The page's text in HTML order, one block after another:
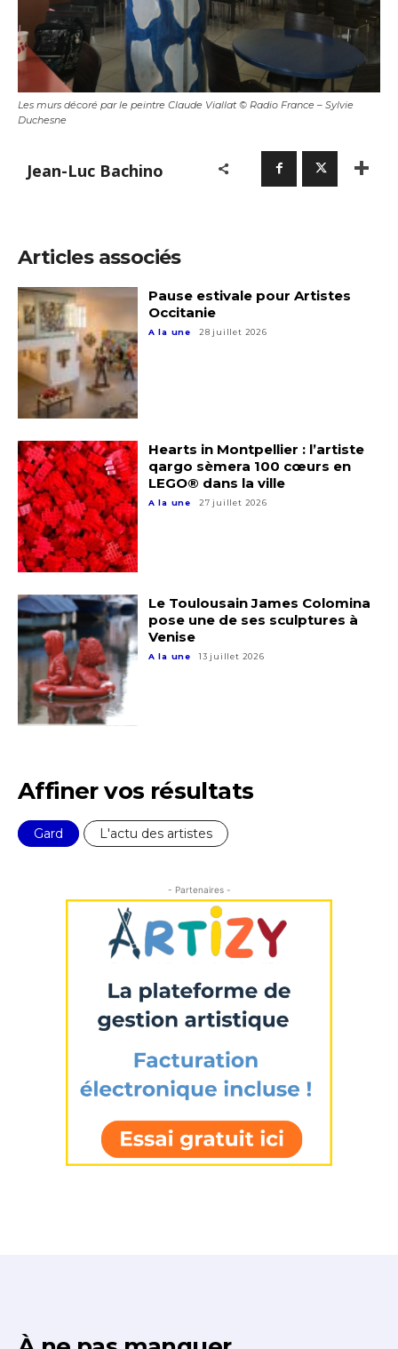
Adresse email*
Nom
Statut / Organisation
* Champ obligatoire
Adresse email*
Nom
Prénom
Statut / Organisation
J'accepte lestermes et conditions
* Champ obligatoire
Les murs décoré par le peintre Claude Viallat © Radio France – Sylvie
Duchesne
Jean-Luc Bachino
Articles associés
Pause estivale pour Artistes
Occitanie
A la une 28 juillet 2026
Hearts in Montpellier : l’artiste
qargo sèmera 100 cœurs en
LEGO® dans la ville
A la une 27 juillet 2026
Le Toulousain James Colomina
pose une de ses sculptures à
Venise
A la une 13 juillet 2026
Affiner vos résultats
Gard L'actu des artistes
- Partenaires -